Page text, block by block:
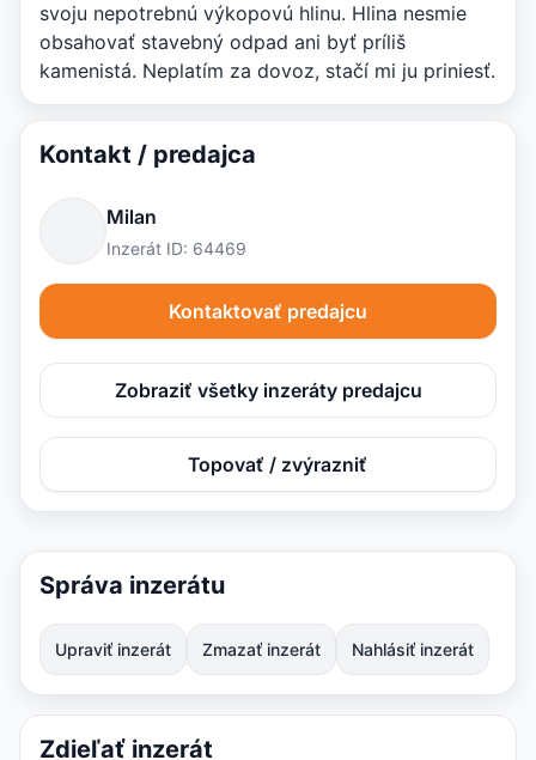
svoju nepotrebnú výkopovú hlinu. Hlina nesmie
obsahovať stavebný odpad ani byť príliš
kamenistá. Neplatím za dovoz, stačí mi ju priniesť.
Kontakt / predajca
Milan
Inzerát ID: 64469
Kontaktovať predajcu
Zobraziť všetky inzeráty predajcu
Topovať / zvýrazniť
Správa inzerátu
Upraviť inzerát Zmazať inzerát Nahlásiť inzerát
Zdieľať inzerát